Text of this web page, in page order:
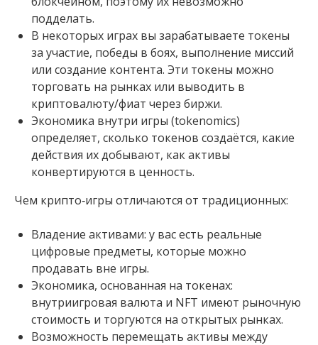
подделать.
В некоторых играх вы зарабатываете токены
за участие, победы в боях, выполнение миссий
или создание контента. Эти токены можно
торговать на рынках или выводить в
криптовалюту/фиат через биржи.
Экономика внутри игры (tokenomics)
определяет, сколько токенов создаётся, какие
действия их добывают, как активы
конвертируются в ценность.
Чем крипто‑игры отличаются от традиционных:
Владение активами: у вас есть реальные
цифровые предметы, которые можно
продавать вне игры.
Экономика, основанная на токенах:
внутриигровая валюта и NFT имеют рыночную
стоимость и торгуются на открытых рынках.
Возможность перемещать активы между